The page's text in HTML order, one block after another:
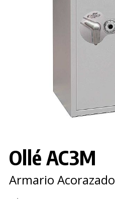
Ollé AC3M
Armario Acorazado